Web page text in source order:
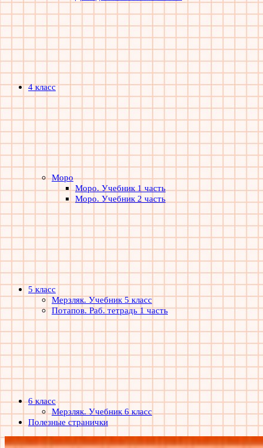
4 класс
Моро
Моро. Учебник 1 часть
Моро. Учебник 2 часть
5 класс
Мерзляк. Учебник 5 класс
Потапов. Раб. тетрадь 1 часть
6 класс
Мерзляк. Учебник 6 класс
Полезные странички